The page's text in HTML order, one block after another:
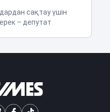
сақтау үшін
– депутат